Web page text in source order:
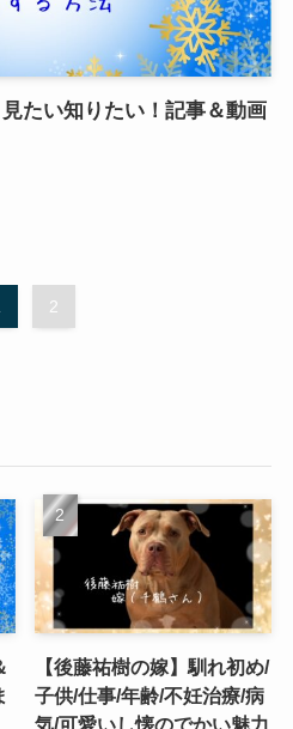
たい知りたい！記事＆動画
2
【後藤祐樹の嫁】馴れ初め/
子供/仕事/年齢/不妊治療/病
気/可愛いし懐のでかい魅力